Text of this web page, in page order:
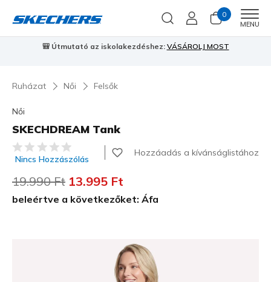
0
MENU
🎒 Útmutató az iskolakezdéshez: VÁSÁROLJ MOST
Ruházat Női Felsők
Női
SKECHDREAM Tank
5 az 5-ből ügyfélértékelés
Nincs Hozzászólás
Hozzáadás a kívánságlistához
Az ár a következőhöz képest csökkent:
19.990 Ft címzett:
13.995 Ft
beleértve a következőket: Áfa